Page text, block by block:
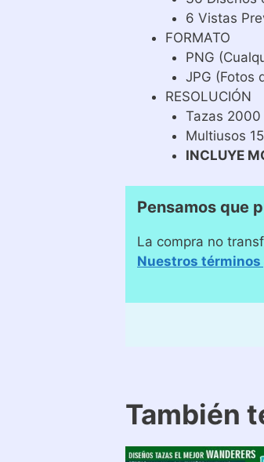
6 Vistas
FORMATO
PNG
JPG (Fotos
RESOLUCIÓN
Tazas
Multiusos
INCLUYE
Pensamos que
La compra no
Nuestros
También